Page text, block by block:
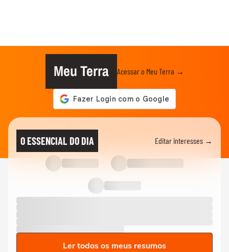
Meu Terra Acessar o Meu Terra →
O ESSENCIAL DO DIA Editar interesses →
Ler todos os meus resumos